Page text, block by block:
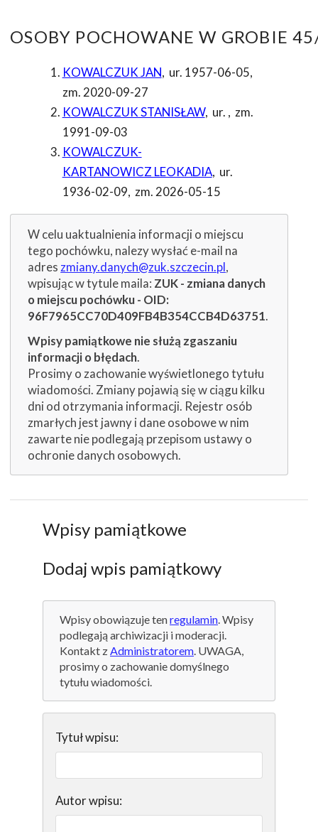
OSOBY POCHOWANE W GROBIE
KOWALCZUK JAN, ur. 1957-06-05,
zm. 2020-09-27
KOWALCZUK STANISŁAW, ur. , zm.
1991-09-03
KOWALCZUK-
KARTANOWICZ LEOKADIA, ur.
1936-02-09, zm. 2026-05-15
W celu uaktualnienia informacji o miejscu
tego pochówku, nalezy wysłać e-mail na
adres zmiany.danych@zuk.szczecin.pl,
wpisując w tytule maila: ZUK - zmiana danych
o miejscu pochówku - OID:
96F7965CC70D409FB4B354CCB4D63751.
Wpisy pamiątkowe nie służą zgaszaniu
informacji o błędach.
Prosimy o zachowanie wyświetlonego tytułu
wiadomości. Zmiany pojawią się w ciągu kilku
dni od otrzymania informacji. Rejestr osób
zmarłych jest jawny i dane osobowe w nim
zawarte nie podlegają przepisom ustawy o
ochronie danych osobowych.
Wpisy pamiątkowe
Dodaj wpis pamiątkowy
Wpisy obowiązuje tenregulamin. Wpisy
podlegają archiwizacji i moderacji.
Kontakt zAdministratorem. UWAGA,
prosimy o zachowanie domyślnego
tytułu wiadomości.
Tytuł wpisu:
Autor wpisu: